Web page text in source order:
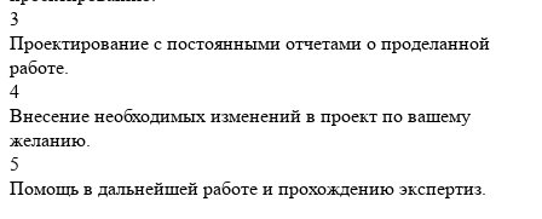
3
Проектирование с постоянными отчетами о проделанной
работе.
4
Внесение необходимых изменений в проект по вашему
желанию.
5
Помощь в дальнейшей работе и прохождению экспертиз.